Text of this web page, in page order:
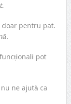
doar pentru pat.
pot
ne ajută ca